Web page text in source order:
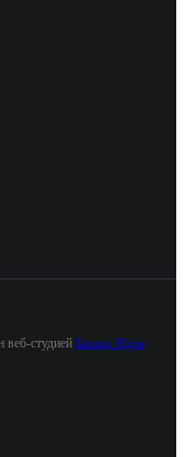
веб-студией Бизнес Идея